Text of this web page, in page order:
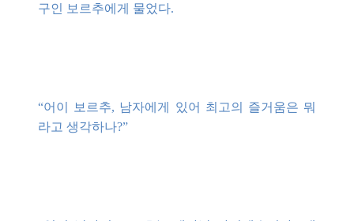
구인 보르추에게 물었다.
“어이 보르추, 남자에게 있어 최고의 즐거움은 뭐
라고 생각하나?”